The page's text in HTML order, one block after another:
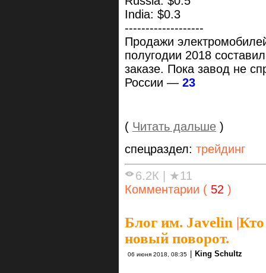
India: $0.3
-------------------
Продажи
полугодии 2018
заказе. Пока завод не
России — 23
( Читать дальше )
спецраздел: трейдинг
6.2К
★11
Комментарии ( 52 )
Блог им. Javelin |
новый поворот.
06 июня 2018, 08:35 King Schultz